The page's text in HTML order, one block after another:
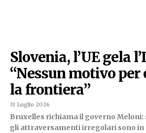
Slovenia, l’UE gela
“Nessun motivo per
la frontiera”
31 Luglio 2026
Bruxelles richiama il governo
gli attraversamenti irregolari sono in